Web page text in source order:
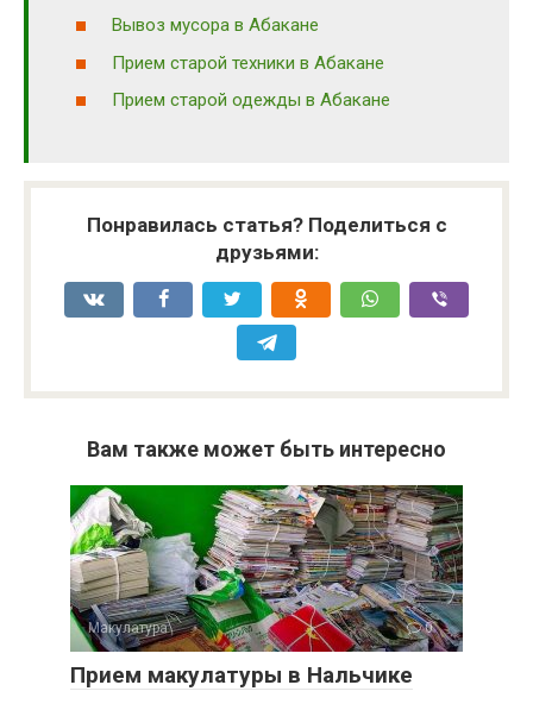
Вывоз мусора в Абакане
Прием старой техники в Абакане
Прием старой одежды в Абакане
Понравилась статья? Поделиться с
друзьями:
Вам также может быть интересно
Макулатура 0
Прием макулатуры в Нальчике